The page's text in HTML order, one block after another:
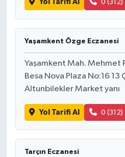
Yol Tarifi Al 0
Yaşamkent Özge Eczanesi
Yaşamkent Mah. Mehmet
Besa Nova Plaza No:16 13
Altunbilekler Market yanı
Yol Tarifi Al 0 (312)
Tarçın Eczanesi